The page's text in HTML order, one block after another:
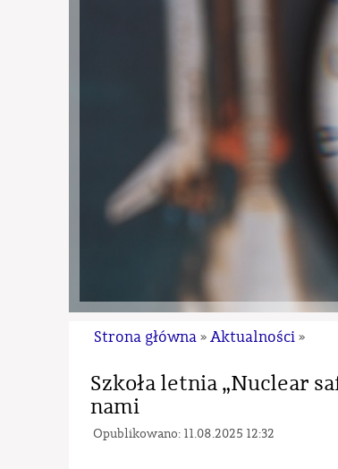
Strona główna » Aktualności »
Szkoła letnia „Nuclear
nami
Opublikowano: 11.08.2025 12:32